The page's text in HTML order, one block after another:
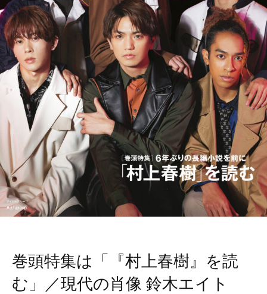
巻頭特集は「『村上春樹』を読
む」／現代の肖像 鈴木エイト